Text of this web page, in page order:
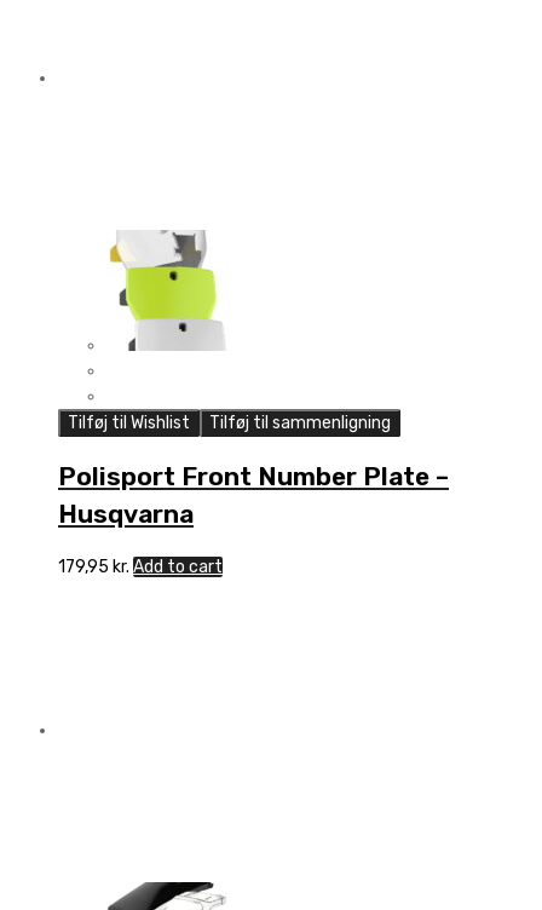
Tilføj til Wishlist Tilføj til sammenligning
Polisport Front Number Plate –
Husqvarna
179,95 kr. Add to cart